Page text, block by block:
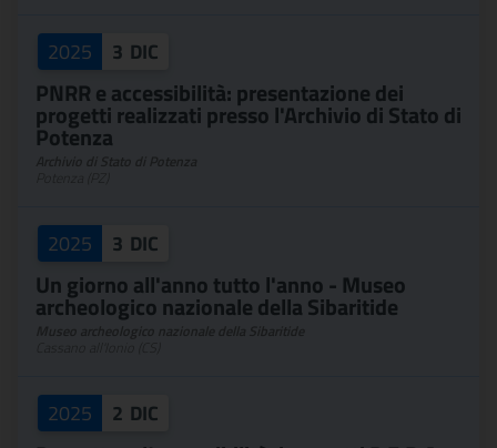
2025 3 DIC
PNRR e accessibilità: presentazione dei
progetti realizzati presso l'Archivio di Stato di
Potenza
2025 3 DIC
Un giorno all'anno tutto l'anno - Museo
archeologico nazionale della Sibaritide
2025 2 DIC